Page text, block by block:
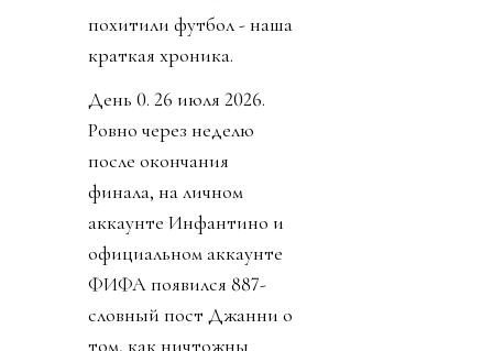
похитили футбол - наша
краткая хроника.
День 0. 26 июля 2026.
Ровно через неделю
после окончания
финала, на личном
аккаунте Инфантино и
официальном аккаунте
ФИФА появился 887-
словный пост Джанни о
том, как ничтожны